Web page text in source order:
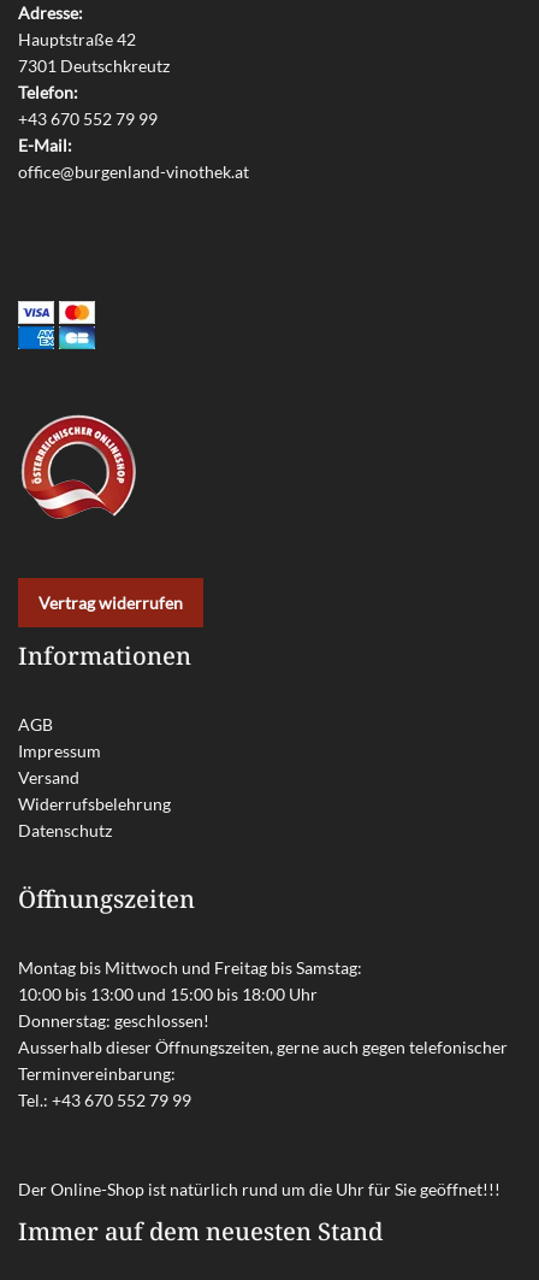
Adresse:
Hauptstraße 42
7301 Deutschkreutz
Telefon:
+43 670 552 79 99
E-Mail:
office@burgenland-vinothek.at
Vertrag widerrufen
Informationen
AGB
Impressum
Versand
Widerrufsbelehrung
Datenschutz
Öffnungszeiten
Montag bis Mittwoch und Freitag bis Samstag:
10:00 bis 13:00 und 15:00 bis 18:00 Uhr
Donnerstag: geschlossen!
Ausserhalb dieser Öffnungszeiten, gerne auch gegen telefonischer
Terminvereinbarung:
Tel.: +43 670 552 79 99
Der Online-Shop ist natürlich rund um die Uhr für Sie geöffnet!!!
Immer auf dem neuesten Stand